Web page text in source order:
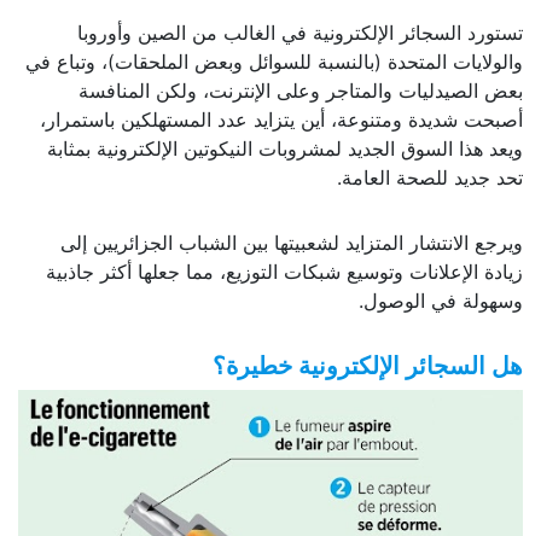
تستورد السجائر الإلكترونية في الغالب من الصين وأوروبا
والولايات المتحدة (بالنسبة للسوائل وبعض الملحقات)، وتباع في
بعض الصيدليات والمتاجر وعلى الإنترنت، ولكن المنافسة
أصبحت شديدة ومتنوعة، أين يتزايد عدد المستهلكين باستمرار،
ويعد هذا السوق الجديد لمشروبات النيكوتين الإلكترونية بمثابة
تحد جديد للصحة العامة.
ويرجع الانتشار المتزايد لشعبيتها بين الشباب الجزائريين إلى
زيادة الإعلانات وتوسيع شبكات التوزيع، مما جعلها أكثر جاذبية
وسهولة في الوصول.
هل السجائر الإلكترونية خطيرة؟